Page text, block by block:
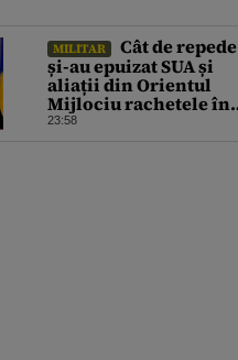
MILITAR
Cât de repede
și-au epuizat SUA și
aliații din Orientul
Mijlociu rachetele în
conflictul cu Iranul
23:58